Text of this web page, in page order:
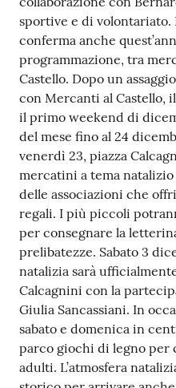
t
a
M
e
t
e
o
Tutti
gli
argomenti...
Seguici
su
sportive e di
conferma anche
programmazione, tra
Castello. Dopo un
con Mercanti al Castello,
il primo weekend di
del mese fino al 24
venerdì 23, piazza
mercatini a tema
delle associazioni che
regali. I più piccoli
per consegnare la
prelibatezze. Sabato 3
natalizia sarà
Calcagnini con la
Giulia Sancassiani. In
sabato e domenica in
parco giochi di legno per
adulti. L’atmosfera